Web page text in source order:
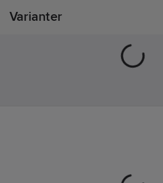
Varianter